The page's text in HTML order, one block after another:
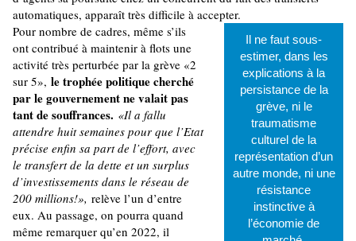
automatiques, apparaît très difficile à accepter.
Il ne faut sous-
estimer, dans les
explications à la
persistance de la
grève, ni le
traumatisme
culturel de la
représentation d’un
autre monde, ni une
résistance
instinctive à
l’économie de
Pour nombre de cadres, même s’ils
ont contribué à maintenir à flots une
activité très perturbée par la grève «2
sur 5», le trophée politique cherché
par le gouvernement ne valait pas
tant de souffrances. «Il a fallu
attendre huit semaines pour que l’Etat
précise enfin sa part de l’effort, avec
le transfert de la dette et un surplus
d’investissements dans le réseau de
200 millions!», relève l’un d’entre
eux. Au passage, on pourra quand
même remarquer qu’en 2022, il